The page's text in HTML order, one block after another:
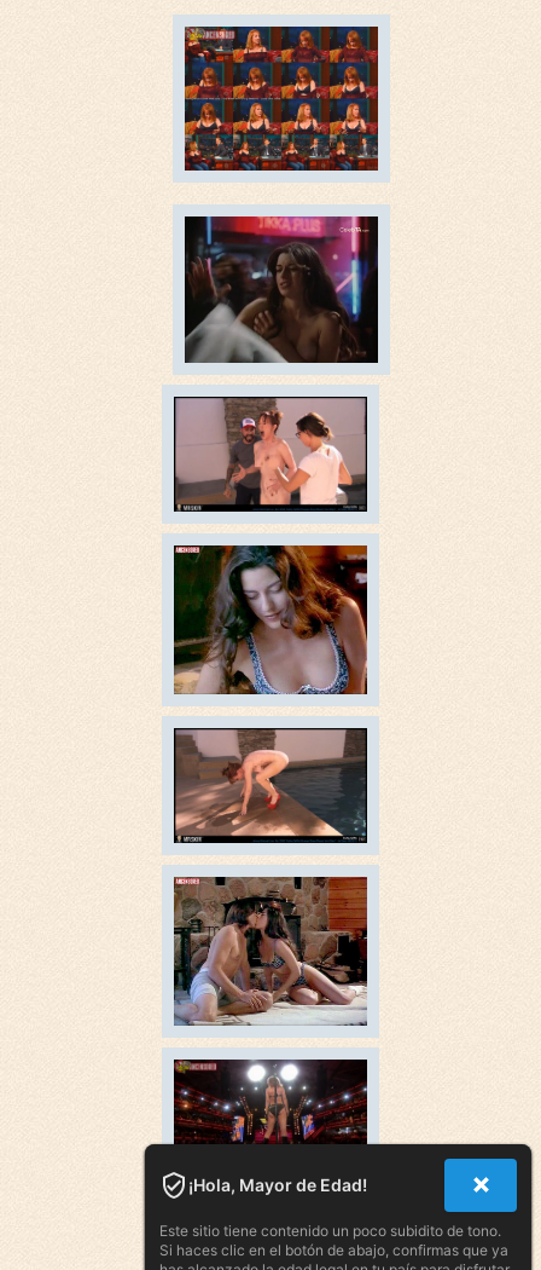
¡Hola, Mayor de Edad!
Este sitio tiene contenido un poco subidito de tono.
Si haces clic en el botón de abajo, confirmas que ya